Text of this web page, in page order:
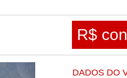
R$
DADOS DO